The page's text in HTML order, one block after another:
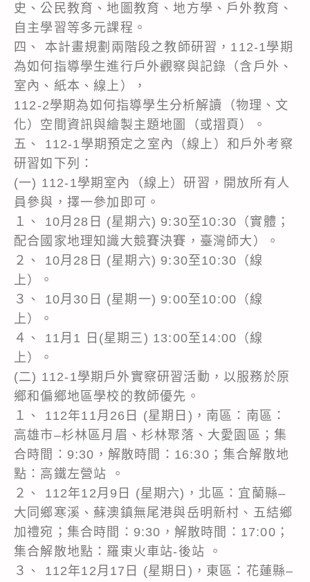
史、公民教育、地圖教育、地方學、戶外教育、
自主學習等多元課程。
四、 本計畫規劃兩階段之教師研習，112-1學期
為如何指導學生進行戶外觀察與記錄（含戶外、
室內、紙本、線上），
112-2學期為如何指導學生分析解讀（物理、文
化）空間資訊與繪製主題地圖（或摺頁）。
五、 112-1學期預定之室內（線上）和戶外考察
研習如下列：
(一) 112-1學期室內（線上）研習，開放所有人
員參與，擇一參加即可。
１、 10月28日 (星期六) 9:30至10:30（實體；
配合國家地理知識大競賽決賽，臺灣師大）。
２、 10月28日 (星期六) 9:30至10:30（線
上）。
３、 10月30日 (星期一) 9:00至10:00（線
上）。
４、 11月1 日(星期三) 13:00至14:00（線
上）。
(二) 112-1學期戶外實察研習活動，以服務於原
鄉和偏鄉地區學校的教師優先。
１、 112年11月26日 (星期日)，南區：南區：
高雄市–杉林區月眉、杉林聚落、大愛園區；集
合時間：9:30，解散時間：16:30；集合解散地
點：高鐵左營站 。
２、 112年12月9日 (星期六)，北區：宜蘭縣–
大同鄉寒溪、蘇澳鎮無尾港與岳明新村、五結鄉
加禮宛；集合時間：9:30，解散時間：17:00；
集合解散地點：羅東火車站-後站 。
３、 112年12月17日 (星期日)，東區：花蓮縣–